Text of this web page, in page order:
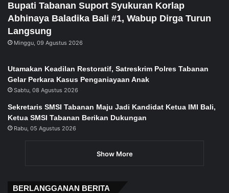
Bupati Tabanan Suport Syukuran Korlap
Abhinaya Baladika Bali #1, Wabup Dirga Turun
Langsung
Minggu, 09 Agustus 2026
Utamakan Keadilan Restoratif, Satreskrim Polres Tabanan
Gelar Perkara Kasus Penganiayaan Anak
Sabtu, 08 Agustus 2026
Sekretaris SMSI Tabanan Maju Jadi Kandidat Ketua IMI Bali,
Ketua SMSI Tabanan Berikan Dukungan
Rabu, 05 Agustus 2026
Show More
BERLANGGANAN BERITA